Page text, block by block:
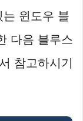
는 윈도우 블
다음 블루스
참고하시기